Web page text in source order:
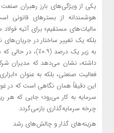
یکی از ویژگی‌های بارز رهبران صنعت
مالیات‌های مستقیم» برای آتیه
بلکه یک تغییر ساختار در
به زیر یک درصد
داشته، نشان می‌دهد که مدیران
فعالیت صنعتی، بلکه به عنوان
این دقیقاً همان نگاهی است که در
سرمایه به کار می‌رود؛ جایی که هر
چرخه سرمایه‌گذاری بازمی‌گردد.
هزینه‌های گذار و چالش‌های رشد